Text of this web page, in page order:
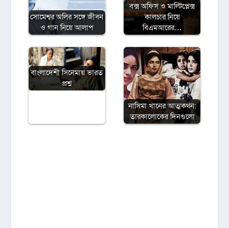
সোমেশ্বর অলির সঙ্গে জীবন
ও গান নিয়ে আলাপ
বক্স অফিস ও মাল্টিপ্লেক্স
কালচার নিয়ে
বিএমআরের…
বাংলাদেশী সিনেমায় ভারত
প্রশ্ন
নাসিমা খানের আত্মকথন:
তারকালোকের দিনগুলো